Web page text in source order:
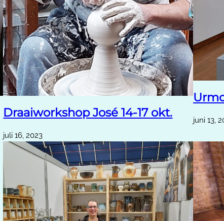
Draaiworkshop José 14-17 okt.
juli 16, 2023
juni 13,